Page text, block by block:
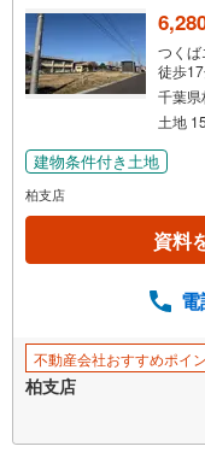
る
・
条
件
マ
イ
ペ
ー
る
つく
徒歩
千葉県
土地
建物条件付き土地
柏支店
資料
不動産会社おすすめポイ
柏支店